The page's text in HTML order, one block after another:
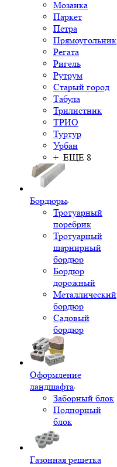
Мозаика
Паркет
Петра
Прямоугольник
Регата
Ригель
Рутрум
Старый город
Табула
Трилистник
ТРИО
Туртур
Урбан
+ ЕЩЕ 8
Бордюры
Тротуарный
поребрик
Тротуарный
шарнирный
бордюр
Бордюр
дорожный
Металлический
бордюр
Садовый
бордюр
Оформление
ландшафта
Заборный блок
Подпорный
блок
Газонная решетка